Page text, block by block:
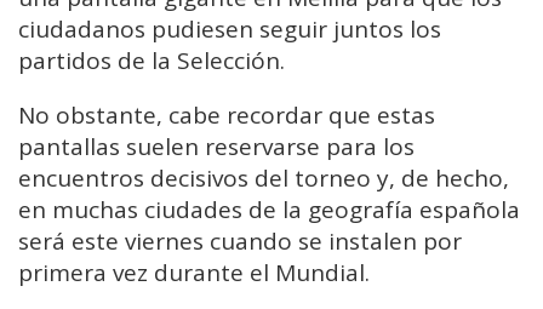
ciudadanos pudiesen seguir juntos los
partidos de la Selección.
No obstante, cabe recordar que estas
pantallas suelen reservarse para los
encuentros decisivos del torneo y, de hecho,
en muchas ciudades de la geografía española
será este viernes cuando se instalen por
primera vez durante el Mundial.